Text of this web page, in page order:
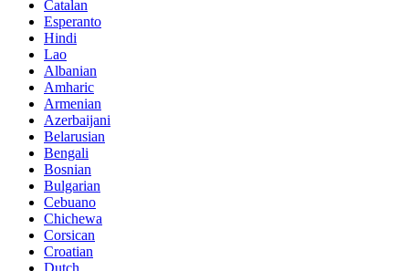
Catalan
Esperanto
Hindi
Lao
Albanian
Amharic
Armenian
Azerbaijani
Belarusian
Bengali
Bosnian
Bulgarian
Cebuano
Chichewa
Corsican
Croatian